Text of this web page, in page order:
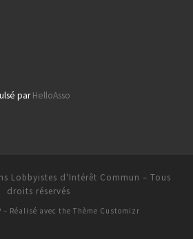
parHelloAsso
Lobbyistes d'Intérêt Commun – Tous
droits réservés
– Réalisé avec the Thème Customizr